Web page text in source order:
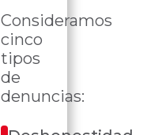
Consideramos
cinco
tipos
de
denuncias: